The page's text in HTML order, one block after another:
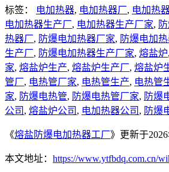
标签： 电加热器, 电加热器厂, 电加热
电加热器生产厂, 电加热器生产厂家,
热器厂, 防爆电加热器厂家, 防爆电加
生产厂, 防爆电加热器生产厂家, 熔盐炉,
家, 熔盐炉生产, 熔盐炉生产厂, 熔盐炉
管厂, 电热管厂家, 电热管生产, 电热管
家, 防爆电热管, 防爆电热管厂家, 防爆
公司 , 熔盐炉公司 , 电加热器公司 , 防爆
《熔盐防爆电加热器工厂》更新于
本文地址： https://www.ytfbdq.com.cn/